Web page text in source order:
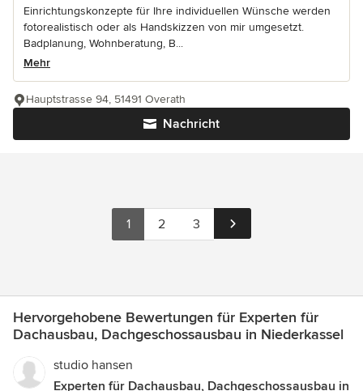
Einrichtungskonzepte für Ihre individuellen Wünsche werden
fotorealistisch oder als Handskizzen von mir umgesetzt.
Badplanung, Wohnberatung, B...
Mehr
Nachricht
Hauptstrasse 94, 51491 Overath
1 2 3
Hervorgehobene Bewertungen für Experten für
Dachausbau, Dachgeschossausbau in Niederkassel
studio hansen
Experten für Dachausbau, Dachgeschossausbau in